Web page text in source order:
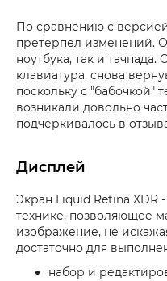
По сравнению с
претерпел изменений.
ноутбука, так и
клавиатура, снова
поскольку с "бабочкой"
возникали довольно
подчеркивалось в
Дисплей
Экран Liquid Retina XDR
технике, позволяющее
изображение, не
достаточно для
набор и